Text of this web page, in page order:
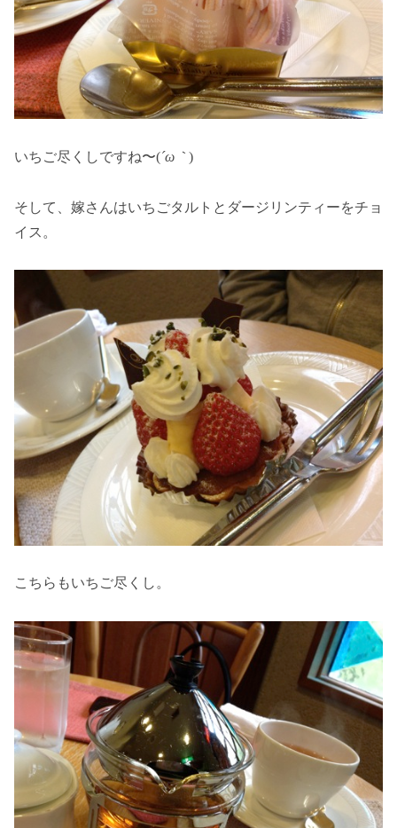
いちご尽くしですね〜(´ω｀ )
そして、嫁さんはいちごタルトとダージリンティーをチョ
イス。
こちらもいちご尽くし。